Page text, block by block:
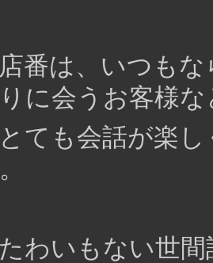
番は、いつもな
に会うお客様な
ても会話が楽し
わいもない世間